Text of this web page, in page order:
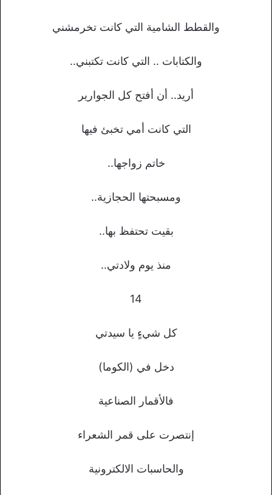
والقطط الشامية التي كانت تخرمشني
والكتابات .. التي كانت تكتبني..
أريد.. أن أفتح كل الجوارير
التي كانت أمي تخبئ فيها
خاتم زواجها..
ومسبحتها الحجازية..
بقيت تحتفظ بها..
منذ يوم ولادتي..
14
كل شيءٍ يا سيدتي
دخل في (الكوما)
فالأقمار الصناعية
إنتصرت على قمر الشعراء
والحاسبات الالكترونية